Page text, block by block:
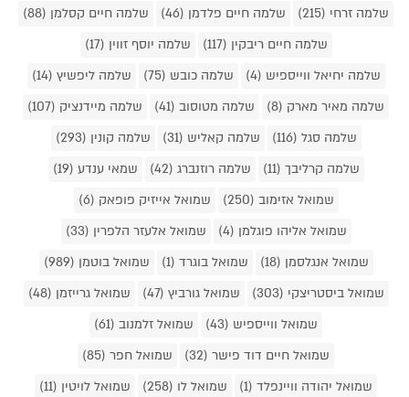
שלמה זרחי (215)
שלמה חיים פלדמן (46)
שלמה חיים קסלמן (88)
שלמה חיים ריבקין (117)
שלמה יוסף זווין (17)
שלמה יחיאל ווייספיש (4)
שלמה כובש (75)
שלמה ליפשיץ (14)
שלמה מאיר מארק (8)
שלמה מטוסוב (41)
שלמה מיידנציק (107)
שלמה סגל (116)
שלמה קאליש (31)
שלמה קונין (293)
שלמה קרליבך (11)
שלמה רוזנברג (42)
שמאי ענדע (19)
שמואל אזימוב (250)
שמואל אייזיק פופאק (6)
שמואל אליהו פוגלמן (4)
שמואל אלעזר הלפרין (33)
שמואל אנגלסמן (18)
שמואל בוגרד (1)
שמואל בוטמן (989)
שמואל ביסטריצקי (303)
שמואל גורביץ (47)
שמואל גרייזמן (48)
שמואל ווייספיש (43)
שמואל זלמנוב (61)
שמואל חיים דוד פישר (32)
שמואל חפר (85)
שמואל יהודה וויינפלד (1)
שמואל לו (258)
שמואל לויטין (11)